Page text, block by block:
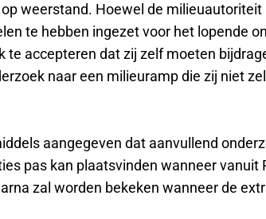
weerstand. Hoewel de milieuautoriteit
te hebben ingezet voor het lopende
te accepteren dat zij zelf moeten
naar een milieuramp die zij niet
aangegeven dat aanvullend
pas kan plaatsvinden wanneer vanuit
zal worden bekeken wanneer de